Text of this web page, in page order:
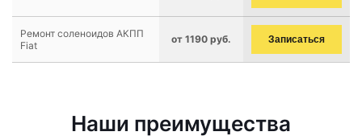
Ремонт соленоидов АКПП
Fiat
от 1190 руб. Записаться
Наши преимущества